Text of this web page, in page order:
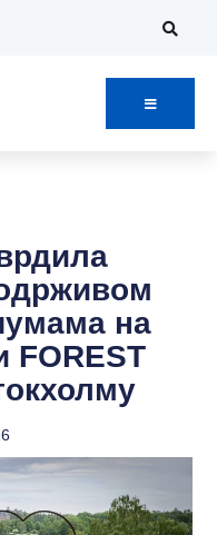
на
FOREST